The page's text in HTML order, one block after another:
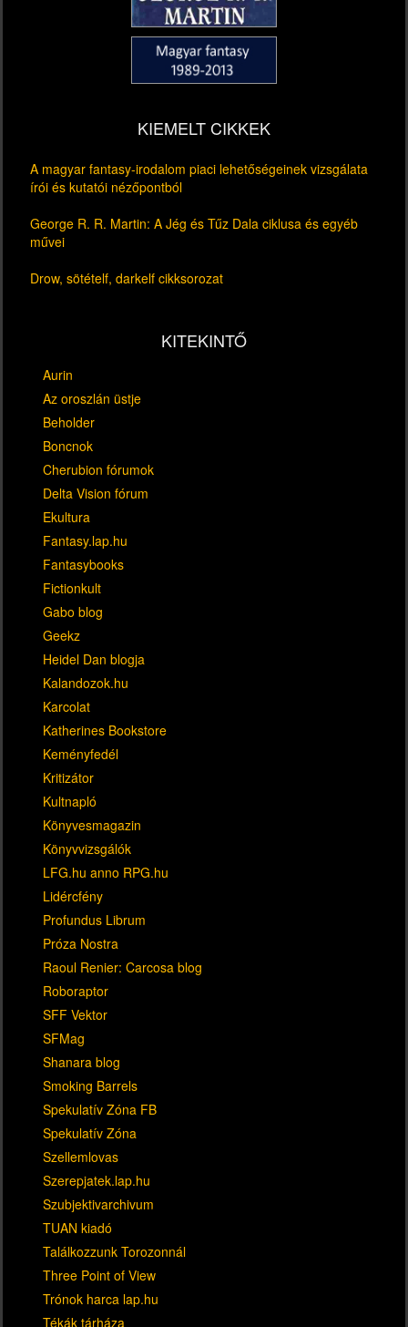
KIEMELT CIKKEK
A magyar fantasy-irodalom piaci lehetőségeinek vizsgálata
írói és kutatói nézőpontból
George R. R. Martin: A Jég és Tűz Dala ciklusa és egyéb
művei
Drow, sötételf, darkelf cikksorozat
KITEKINTŐ
Aurin
Az oroszlán üstje
Beholder
Boncnok
Cherubion fórumok
Delta Vision fórum
Ekultura
Fantasy.lap.hu
Fantasybooks
Fictionkult
Gabo blog
Geekz
Heidel Dan blogja
Kalandozok.hu
Karcolat
Katherines Bookstore
Keményfedél
Kritizátor
Kultnapló
Könyvesmagazin
Könyvvizsgálók
LFG.hu anno RPG.hu
Lidércfény
Profundus Librum
Próza Nostra
Raoul Renier: Carcosa blog
Roboraptor
SFF Vektor
SFMag
Shanara blog
Smoking Barrels
Spekulatív Zóna FB
Spekulatív Zóna
Szellemlovas
Szerepjatek.lap.hu
Szubjektivarchivum
TUAN kiadó
Találkozzunk Torozonnál
Three Point of View
Trónok harca lap.hu
Tékák tárháza